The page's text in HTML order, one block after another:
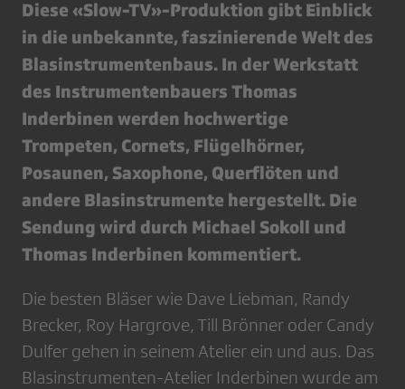
Diese «Slow-TV»-Produktion gibt Einblick
in die unbekannte, faszinierende Welt des
Blasinstrumentenbaus. In der Werkstatt
des Instrumentenbauers Thomas
Inderbinen werden hochwertige
Trompeten, Cornets, Flügelhörner,
Posaunen, Saxophone, Querflöten und
andere Blasinstrumente hergestellt. Die
Sendung wird durch Michael Sokoll und
Thomas Inderbinen kommentiert.
Die besten Bläser wie Dave Liebman, Randy
Brecker, Roy Hargrove, Till Brönner oder Candy
Dulfer gehen in seinem Atelier ein und aus. Das
Blasinstrumenten-Atelier Inderbinen wurde am